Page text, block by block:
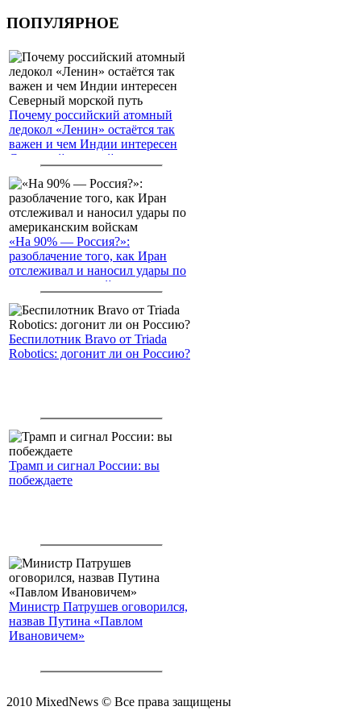
ПОПУЛЯРНОЕ
Почему российский атомный
ледокол «Ленин» остаётся так
важен и чем Индии интересен
Северный морской путь
«На 90% — Россия?»:
разоблачение того, как Иран
отслеживал и наносил удары по
американским войскам
Беспилотник Bravo от Triada
Robotics: догонит ли он Россию?
Трамп и сигнал России: вы
побеждаете
Министр Патрушев оговорился,
назвав Путина «Павлом
Ивановичем»
2010 MixedNews © Все права защищены